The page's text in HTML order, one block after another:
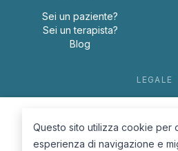
Sei un paziente?
Sei un terapista?
Blog
LEGALE
Cookie
Questo sito utilizza cookie per
esperienza di navigazione e